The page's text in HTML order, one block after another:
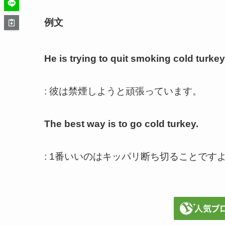
例文
He is trying to quit smoking cold
: 彼は禁煙しようと頑張っています。
The best way is to go cold turkey.
: 1番いいのはキッパリ断ち切ることです